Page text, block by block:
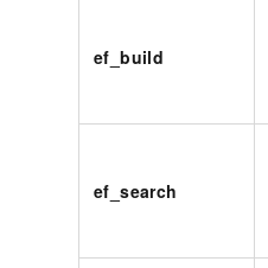
ef_build
ef_search